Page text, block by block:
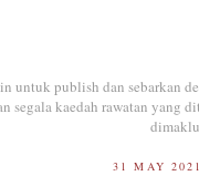
untuk publish dan sebarkan
segala kaedah rawatan
31 MAY 2021